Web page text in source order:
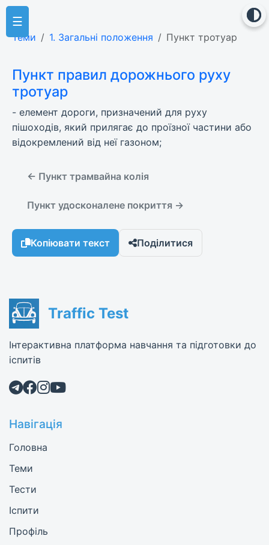
☰
Теми 1. Загальні положення Пункт тротуар
Пункт правил дорожнього руху
тротуар
- елемент дороги, призначений для руху
пішоходів, який прилягає до проїзної частини або
відокремлений від неї газоном;
← Пункт трамвайна колія
Пункт удосконалене покриття →
Копіювати текст Поділитися
Traffic Test
Інтерактивна платформа навчання та підготовки до
іспитів
Навігація
Головна
Теми
Тести
Іспити
Профіль